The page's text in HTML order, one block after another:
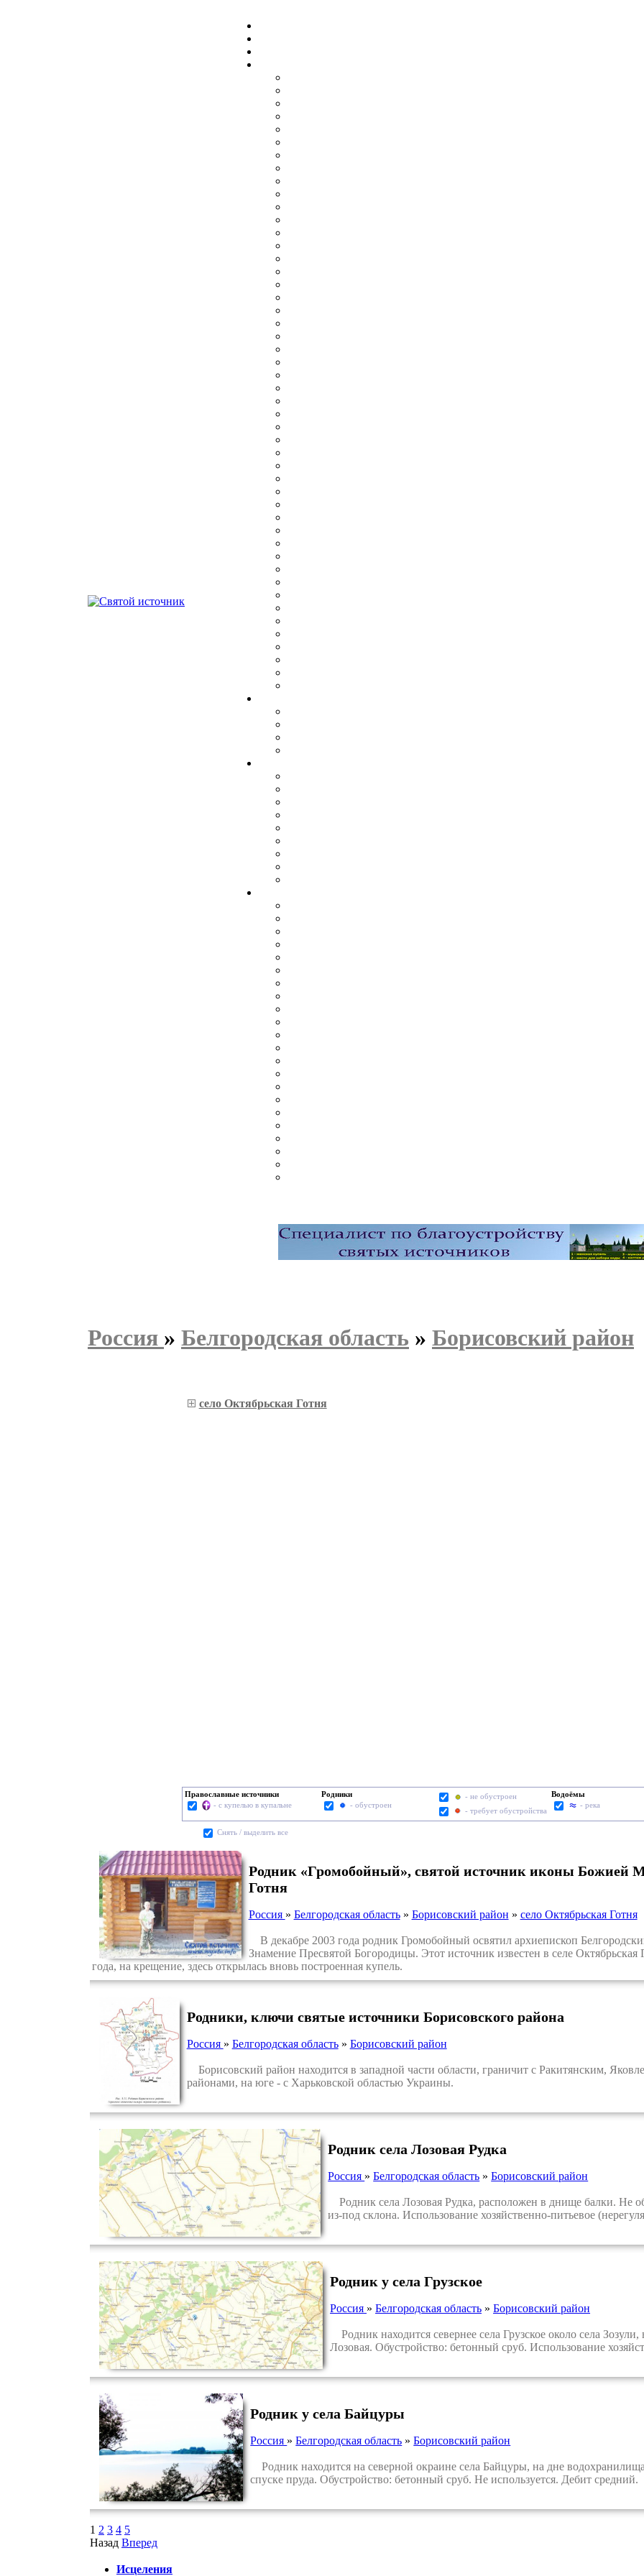
Россия » Белгородская область » Борисовский район
село Октябрьская Готня
Православные источники
- с купелью в купальне
Родники
- обустроен
- не обустроен
- требует обустройства
Водоёмы
- река
Cнять / выделить все
Родник «Громобойный», святой источник иконы Божией
Готня
Россия » Белгородская область» Борисовский район » село Октябрьская Готня
В декабре 2003 года родник Громобойный освятил архиепископ
Знамение Пресвятой Богородицы. Этот источник известен в селе Октябрьская
года, на крещение, здесь открылась вновь построенная купель.
Родники, ключи святые источники Борисовского района
Россия » Белгородская область» Борисовский район
Борисовский район находится в западной части области, граничит с Ракитянским,
районами, на юге - с Харьковской областью Украины.
Родник села Лозовая Рудка
Россия »Белгородская область »Борисовский район
Родник села Лозовая Рудка, расположен в днище балки. Не
из-под склона. Использование хозяйственно-питьевое
Родник у села Грузское
Россия »Белгородская область »Борисовский район
Родник находится севернее села Грузское около села
Лозовая. Обустройство: бетонный сруб. Использование
Родник у села Байцуры
Россия »Белгородская область »Борисовский район
Родник находится на северной окраине села Байцуры, на дне
спуске пруда. Обустройство: бетонный сруб. Не используется. Дебит средний.
1 2 3 4 5
Назад Вперед
Исцеления